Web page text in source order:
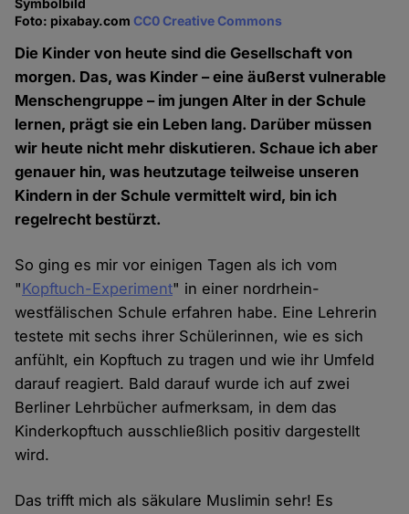
Symbolbild
Foto: pixabay.comCC0 Creative Commons
Die Kinder von heute sind die Gesellschaft von
morgen. Das, was Kinder – eine äußerst vulnerable
Menschengruppe – im jungen Alter in der Schule
lernen, prägt sie ein Leben lang. Darüber müssen
wir heute nicht mehr diskutieren. Schaue ich aber
genauer hin, was heutzutage teilweise unseren
Kindern in der Schule vermittelt wird, bin ich
regelrecht bestürzt.
So ging es mir vor einigen Tagen als ich vom
"Kopftuch-Experiment" in einer nordrhein-
westfälischen Schule erfahren habe. Eine Lehrerin
testete mit sechs ihrer Schülerinnen, wie es sich
anfühlt, ein Kopftuch zu tragen und wie ihr Umfeld
darauf reagiert. Bald darauf wurde ich auf zwei
Berliner Lehrbücher aufmerksam, in dem das
Kinderkopftuch ausschließlich positiv dargestellt
wird.
Das trifft mich als säkulare Muslimin sehr! Es